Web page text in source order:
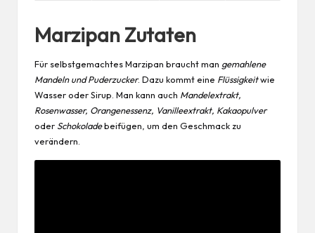
Marzipan Zutaten
Für selbstgemachtes Marzipan braucht man gemahlene
Mandeln und Puderzucker. Dazu kommt eine Flüssigkeitwie
Wasser oder Sirup. Man kann auch Mandelextrakt,
Rosenwasser, Orangenessenz, Vanilleextrakt, Kakaopulver
oder Schokoladebeifügen, um den Geschmack zu
verändern.